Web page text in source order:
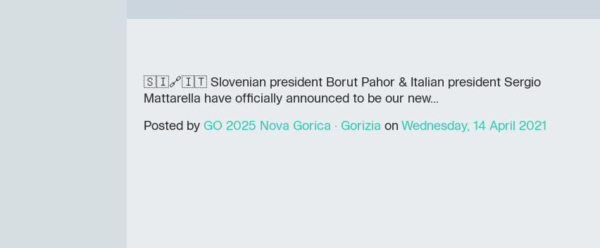
🇸🇮🔗🇮🇹 Slovenian president Borut Pahor & Italian president Sergio
Mattarella have officially announced to be our new...
Posted by GO 2025 Nova Gorica · Gorizia on Wednesday, 14 April 2021